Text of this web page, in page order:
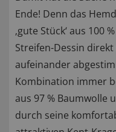
Ende! Denn das
‚gute Stück‘ aus 100
Streifen-Dessin
aufeinander
Kombination immer
aus 97 % Baumwolle
durch seine